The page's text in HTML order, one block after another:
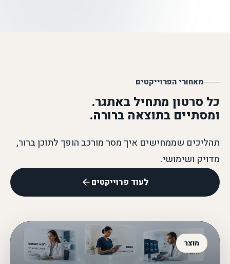
מאחורי הפרוייקטים
כל סרטון מתחיל באתגר.
ומסתיים בתוצאה ברורה.
תהליכים שממחישים איך מסר מורכב הופך לתוכן ברור,
מדויק ושימושי.
לעוד פרוייקטים
מוצר